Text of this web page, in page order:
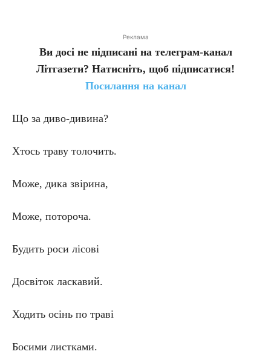
Реклама
Ви досі не підписані на телеграм-канал
Літгазети? Натисніть, щоб підписатися!
Посилання на канал
Що за диво-дивина?
Хтось траву толочить.
Може, дика звірина,
Може, потороча.
Будить роси лісові
Досвіток ласкавий.
Ходить осінь по траві
Босими листками.